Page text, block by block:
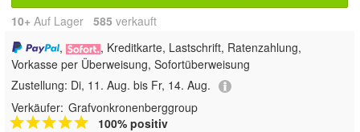
10+ Auf Lager 585 verkauft
,
, Kreditkarte, Lastschrift, Ratenzahlung,
Vorkasse per Überweisung, Sofortüberweisung
Zustellung: Di, 11. Aug. bis Fr, 14. Aug.
Verkäufer: Grafvonkronenberggroup
100% positiv